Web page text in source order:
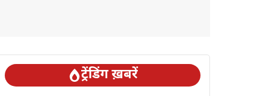
ट्रेंडिंग ख़बरें